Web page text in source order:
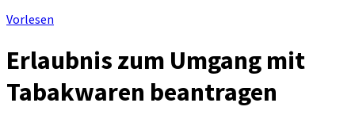
Vorlesen
Erlaubnis zum Umgang mit
Tabakwaren beantragen